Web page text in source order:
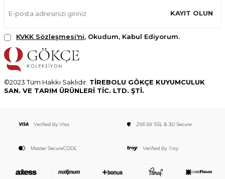
KAYIT OLUN
KVKK Sözleşmesi'ni, Okudum, Kabul Ediyorum.
©2023 Tüm Hakkı Saklıdır. TİREBOLU GÖKÇE KUYUMCULUK
SAN. VE TARIM ÜRÜNLERİ TİC. LTD. ŞTİ.